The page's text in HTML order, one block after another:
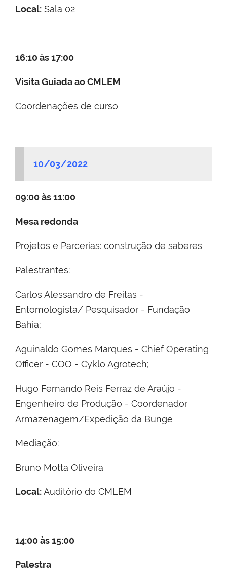
Local: Sala 02
16:10 às 17:00
Visita Guiada ao CMLEM
Coordenações de curso
10/03/2022
09:00 às 11:00
Mesa redonda
Projetos e Parcerias: construção de saberes
Palestrantes:
Carlos Alessandro de Freitas -
Entomologista/ Pesquisador - Fundação
Bahia;
Aguinaldo Gomes Marques - Chief Operating
Officer - COO - Cyklo Agrotech;
Hugo Fernando Reis Ferraz de Araújo -
Engenheiro de Produção - Coordenador
Armazenagem/Expedição da Bunge
Mediação:
Bruno Motta Oliveira
Local:Auditório do CMLEM
14:00 às 15:00
Palestra